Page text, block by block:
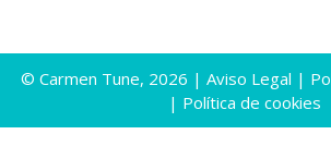
© Carmen Tune, 2026 | Aviso Legal |
| Política de cookies